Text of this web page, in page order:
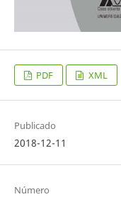
PDF XML
Publicado
2018-12-11
Número